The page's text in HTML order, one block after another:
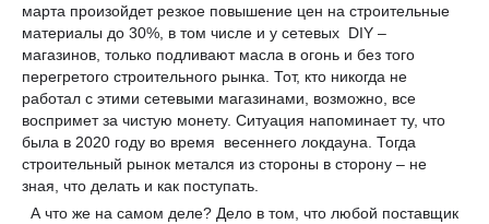
марта произойдет резкое повышение цен на строительные
материалы до 30%, в том числе и у сетевых DIY –
магазинов, только подливают масла в огонь и без того
перегретого строительного рынка. Тот, кто никогда не
работал с этими сетевыми магазинами, возможно, все
воспримет за чистую монету. Ситуация напоминает ту, что
была в 2020 году во время весеннего локдауна. Тогда
строительный рынок метался из стороны в сторону – не
зная, что делать и как поступать.
А что же на самом деле? Дело в том, что любой поставщик